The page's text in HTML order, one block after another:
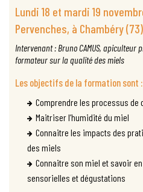
Lundi 18 et mardi 19
Pervenches, à Chambéry (73)
Intervenant : Bruno CAMUS, apiculteur
formateur sur la qualité des miels
Les objectifs de la formation sont :
Comprendre les processus
Maitriser l’humidité du miel
Connaitre les impacts des
des miels
Connaitre son miel et savoir
sensorielles et dégustations